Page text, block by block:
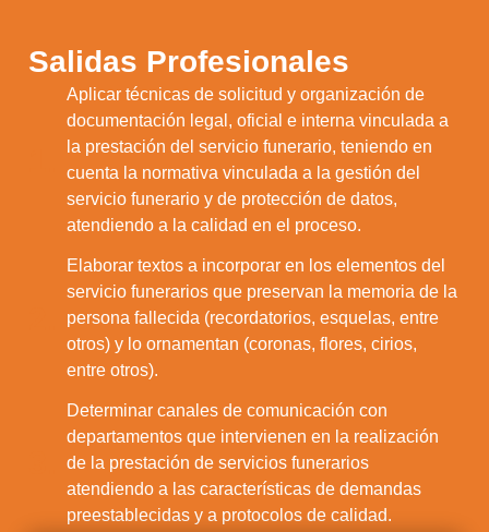
Salidas Profesionales
Aplicar técnicas de solicitud y organización de
documentación legal, oficial e interna vinculada a
la prestación del servicio funerario, teniendo en
cuenta la normativa vinculada a la gestión del
servicio funerario y de protección de datos,
atendiendo a la calidad en el proceso.
Elaborar textos a incorporar en los elementos del
servicio funerarios que preservan la memoria de la
persona fallecida (recordatorios, esquelas, entre
otros) y lo ornamentan (coronas, flores, cirios,
entre otros).
Determinar canales de comunicación con
departamentos que intervienen en la realización
de la prestación de servicios funerarios
atendiendo a las características de demandas
preestablecidas y a protocolos de calidad.